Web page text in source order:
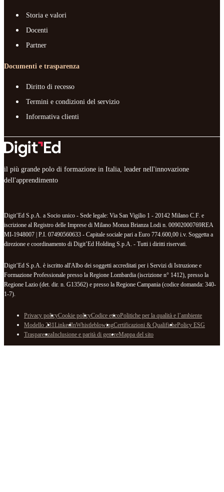
Storia e valori
Docenti
Partner
Documenti e trasparenza
Diritto di recesso
Termini e condizioni del servizio
Informativa clienti
il più grande polo di formazione in Italia, leader nell'innovazione
dell'apprendimento
Digit’Ed S.p.A. a Socio unico - Sede legale: Via San Vigilio 1 - 20142 Milano C.F. e
iscrizione al Registro delle Imprese di Milano Monza Brianza Lodi n. 00902000769REA
MI-1948007 | P.I. 07490560633 - Capitale sociale pari a Euro 774.600,00 i.v. Soggetta a
direzione e coordinamento di Digit’Ed Holding S.p.A. - Tutti i diritti riservati.
Digit’Ed S.p.A. è iscritto all'Albo dei soggetti accreditati per i Servizi di Istruzione e
Formazione Professionale presso la Regione Lombardia (iscrizione n° 1412), presso la
Regione Lazio (det. dir. n. G13562) e presso la Regione Campania (codice domanda: 340-
1-7).
Privacy policyCookie policyCodice eticoPolitiche per la qualità e l’ambiente
Modello 231LinkedInWhistleblowingCertificazioni & QualifichePolicy ESG
TrasparenzaInclusione e parità di genereMappa del sito